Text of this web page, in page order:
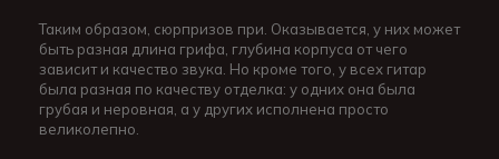
Таким образом, сюрпризов при. Оказывается, у них может
быть разная длина грифа, глубина корпуса от чего
зависит и качество звука. Но кроме того, у всех гитар
была разная по качеству отделка: у одних она была
грубая и неровная, а у других исполнена просто
великолепно.